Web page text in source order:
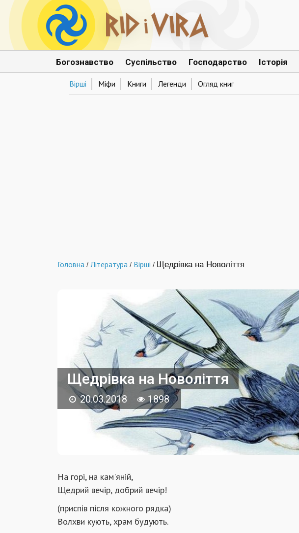
Богознавство Суспільство Господарство Історія
Вірші Міфи Книги Легенди Огляд книг
Головна / Література / Вірші / Щедрівка на Новоліття
Щедрівка на Новоліття
20.03.2018 1898
На горі, на кам'яній,
Щедрий вечір, добрий вечір!
(приспів після кожного рядка)
Волхви кують, храм будують.